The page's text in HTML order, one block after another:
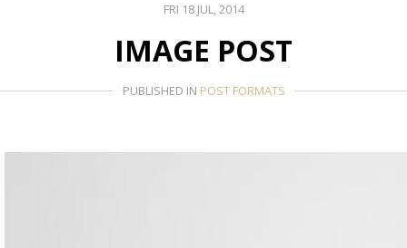
FRI 18 JUL, 2014
IMAGE POST
PUBLISHED IN POST FORMATS